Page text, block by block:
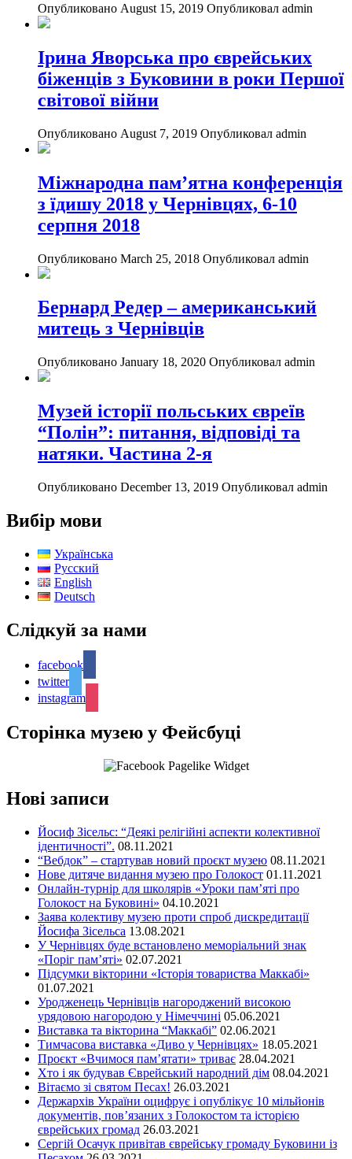
Опубликовано August 15, 2019 Опубликовал admin
Ірина Яворська про єврейських
біженців з Буковини в роки Першої
світової війни
Опубликовано August 7, 2019 Опубликовал admin
Міжнародна пам’ятна конференція
з їдишу 2018 у Чернівцях, 6-10
серпня 2018
Опубликовано March 25, 2018 Опубликовал admin
Бернард Редер – американський
митець з Чернівців
Опубликовано January 18, 2020 Опубликовал admin
Музей історії польських євреїв
“Полін”: питання, відповіді та
натяки. Частина 2-я
Опубликовано December 13, 2019 Опубликовал admin
Вибір мови
Українська
Русский
English
Deutsch
Слідкуй за нами
facebook
twitter
instagram
Сторінка музею у Фейсбуці
Нові записи
Йосиф Зісельс: “Деякі релігійні аспекти колективної
ідентичності”. 08.11.2021
“Вебдок” – стартував новий проєкт музею 08.11.2021
Нове дитяче видання музею про Голокост 01.11.2021
Онлайн-турнір для школярів «Уроки пам’яті про
Голокост на Буковині» 04.10.2021
Заява колективу музею проти спроб дискредитації
Йосифа Зісельса 13.08.2021
У Чернівцях буде встановлено меморіальний знак
«Поріг пам’яті» 02.07.2021
Підсумки вікторини «Історія товариства Маккабі»
01.07.2021
Уродженець Чернівців нагороджений високою
урядовою нагородою у Німеччині 05.06.2021
Виставка та вікторина “Маккабі” 02.06.2021
Тимчасова виставка «Диво у Чернівцях» 18.05.2021
Проєкт «Вчимося пам’ятати» триває 28.04.2021
Хто і як будував Єврейський народний дім 08.04.2021
Вітаємо зі святом Песах! 26.03.2021
Держархів України оцифрує і опублікує 10 мільйонів
документів, пов’язаних з Голокостом та історією
єврейських громад 26.03.2021
Сергій Осачук привітав єврейську громаду Буковини із